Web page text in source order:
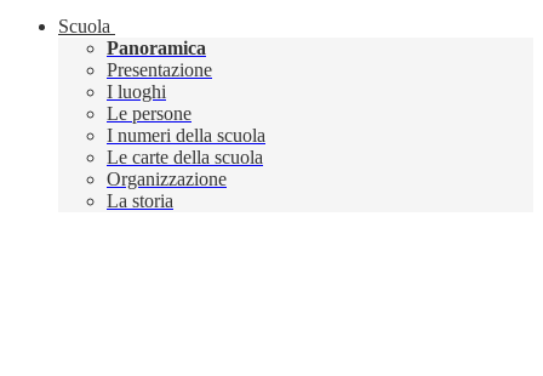
Scuola
Panoramica
Presentazione
I luoghi
Le persone
I numeri della scuola
Le carte della scuola
Organizzazione
La storia